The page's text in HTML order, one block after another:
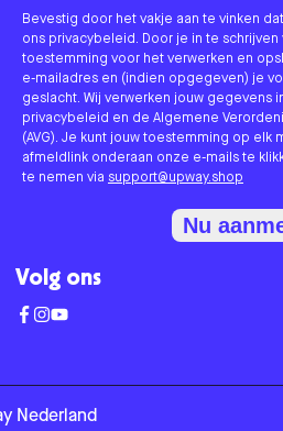
Bevestig door het vakje aan te vinken
ons privacybeleid. Door je in te
toestemming voor het verwerken en
e-mailadres en (indien opgegeven) je
geslacht. Wij verwerken jouw gegevens
privacybeleid en de Algemene
(AVG). Je kunt jouw toestemming op
afmeldlink onderaan onze e-mails te
te nemen via support@upway.shop
Nu
Volg ons
Nederland